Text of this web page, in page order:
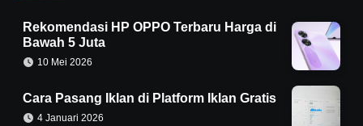
Rekomendasi HP OPPO Terbaru Harga di
Bawah 5 Juta
10 Mei 2026
Cara Pasang Iklan di Platform Iklan Gratis
4 Januari 2026